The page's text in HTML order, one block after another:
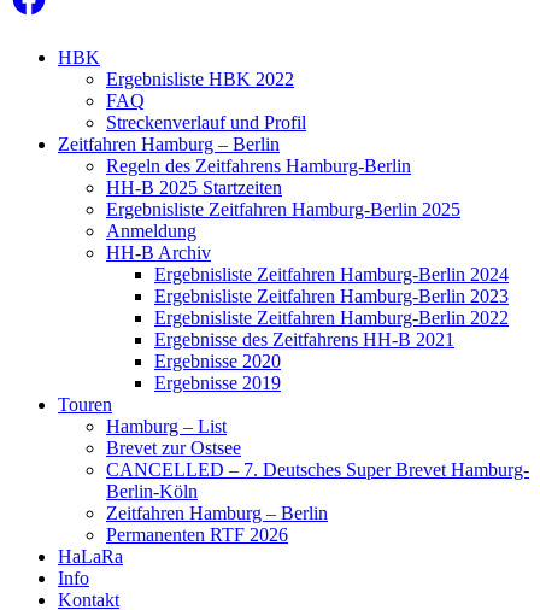
HBK
Ergebnisliste HBK 2022
FAQ
Streckenverlauf und Profil
Zeitfahren Hamburg – Berlin
Regeln des Zeitfahrens Hamburg-Berlin
HH-B 2025 Startzeiten
Ergebnisliste Zeitfahren Hamburg-Berlin 2025
Anmeldung
HH-B Archiv
Ergebnisliste Zeitfahren Hamburg-Berlin 2024
Ergebnisliste Zeitfahren Hamburg-Berlin 2023
Ergebnisliste Zeitfahren Hamburg-Berlin 2022
Ergebnisse des Zeitfahrens HH-B 2021
Ergebnisse 2020
Ergebnisse 2019
Touren
Hamburg – List
Brevet zur Ostsee
CANCELLED – 7. Deutsches Super Brevet Hamburg-
Berlin-Köln
Zeitfahren Hamburg – Berlin
Permanenten RTF 2026
HaLaRa
Info
Kontakt